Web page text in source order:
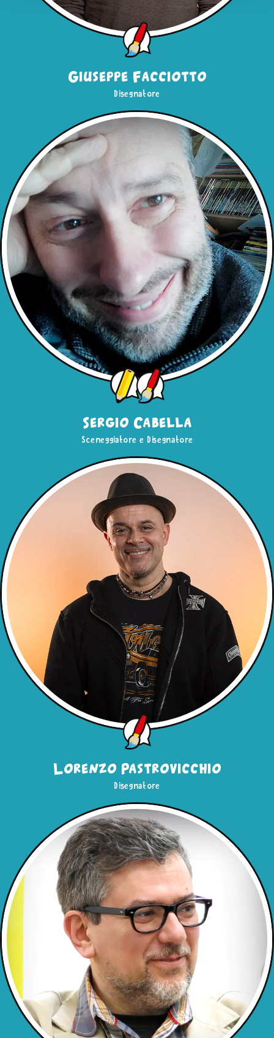
"Usa solo i Cookie tecnici"
o sulla Xdi chiusura di
questo banner in alto a destra nessun’altra tipologia di
cookie verrà settata. Infine, se vuoi avere maggiori
informazioni, leggi la nostraCookie Policy
Giuseppe Facciotto
Disegnatore
Sergio Cabella
Sceneggiatore e Disegnatore
Lorenzo Pastrovicchio
Disegnatore